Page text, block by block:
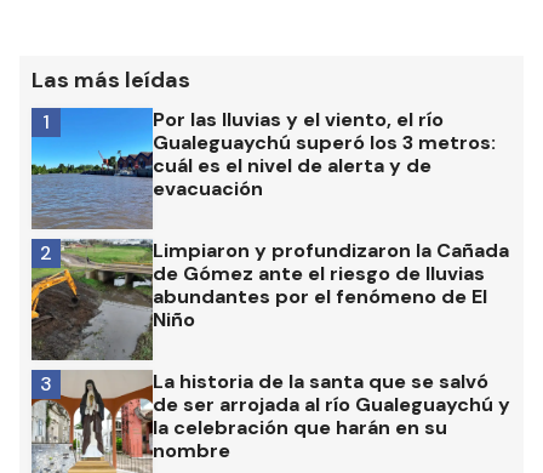
Las más leídas
Por las lluvias y el viento, el río
Gualeguaychú superó los 3 metros:
cuál es el nivel de alerta y de
evacuación
1
Limpiaron y profundizaron la Cañada
de Gómez ante el riesgo de lluvias
abundantes por el fenómeno de El
Niño
2
La historia de la santa que se salvó
de ser arrojada al río Gualeguaychú y
la celebración que harán en su
nombre
3